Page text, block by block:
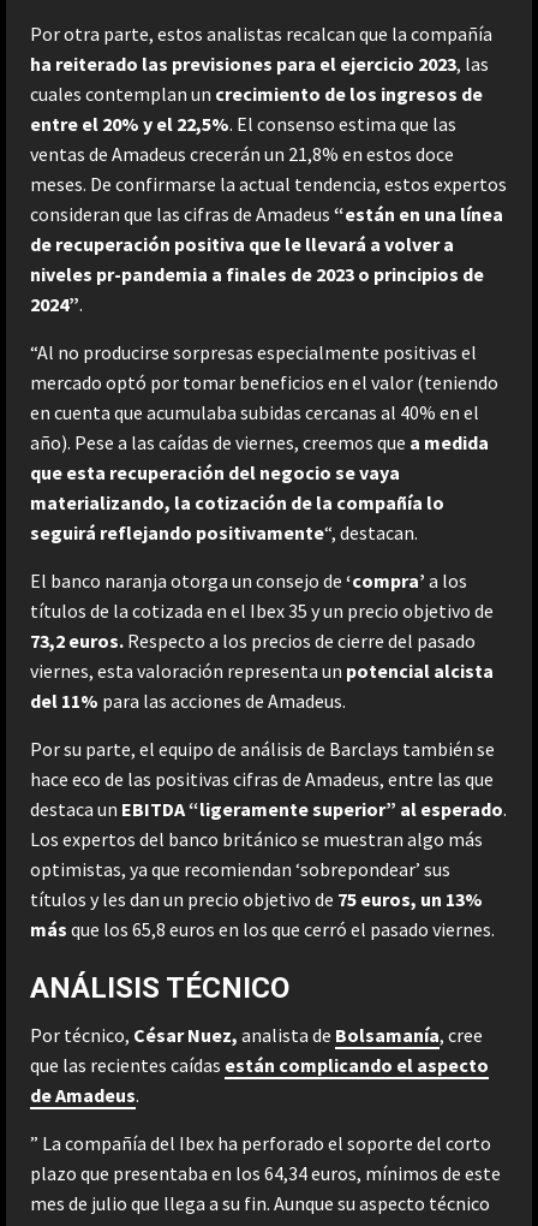
Por otra parte, estos analistas recalcan que la compañía
ha reiterado las previsiones para el ejercicio 2023, las
cuales contemplan un crecimiento de los ingresos de
entre el 20% y el 22,5%. El consenso estima que las
ventas de Amadeus crecerán un 21,8% en estos doce
meses. De confirmarse la actual tendencia, estos expertos
consideran que las cifras de Amadeus “están en una línea
de recuperación positiva que le llevará a volver a
niveles pr-pandemia a finales de 2023 o principios de
2024”.
“Al no producirse sorpresas especialmente positivas el
mercado optó por tomar beneficios en el valor (teniendo
en cuenta que acumulaba subidas cercanas al 40% en el
año). Pese a las caídas de viernes, creemos que a medida
que esta recuperación del negocio se vaya
materializando, la cotización de la compañía lo
seguirá reflejando positivamente“, destacan.
El banco naranja otorga un consejo de ‘compra’ a los
títulos de la cotizada en el Ibex 35 y un precio objetivo de
73,2 euros. Respecto a los precios de cierre del pasado
viernes, esta valoración representa un potencial alcista
del 11% para las acciones de Amadeus.
Por su parte, el equipo de análisis de Barclays también se
hace eco de las positivas cifras de Amadeus, entre las que
destaca un EBITDA “ligeramente superior” al esperado.
Los expertos del banco británico se muestran algo más
optimistas, ya que recomiendan ‘sobrepondear’ sus
títulos y les dan un precio objetivo de 75 euros, un 13%
más que los 65,8 euros en los que cerró el pasado viernes.
ANÁLISIS TÉCNICO
Por técnico, César Nuez, analista de Bolsamanía, cree
que las recientes caídas están complicando el aspecto
de Amadeus.
” La compañía del Ibex ha perforado el soporte del corto
plazo que presentaba en los 64,34 euros, mínimos de este
mes de julio que llega a su fin. Aunque su aspecto técnico